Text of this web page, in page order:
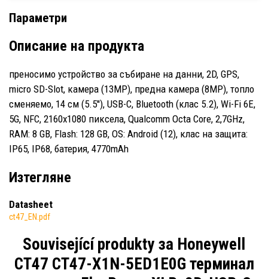
Параметри
Описание на продукта
преносимо устройство за събиране на данни, 2D, GPS,
micro SD-Slot, камера (13MP), предна камера (8MP), топло
сменяемо, 14 см (5.5''), USB-C, Bluetooth (клас 5.2), Wi-Fi 6E,
5G, NFC, 2160x1080 пиксела, Qualcomm Octa Core, 2,7GHz,
RAM: 8 GB, Flash: 128 GB, OS: Android (12), клас на защита:
IP65, IP68, батерия, 4770mAh
Изтегляне
Datasheet
ct47_EN.pdf
Související produkty за Honeywell
CT47 CT47-X1N-5ED1E0G терминал